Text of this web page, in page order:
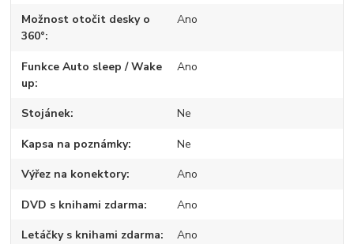
Možnost otočit desky o
360°
Ano
Funkce Auto sleep / Wake
up
Ano
Stojánek Ne
Kapsa na poznámky Ne
Výřez na konektory Ano
DVD s knihami zdarma Ano
Letáčky s knihami zdarma Ano